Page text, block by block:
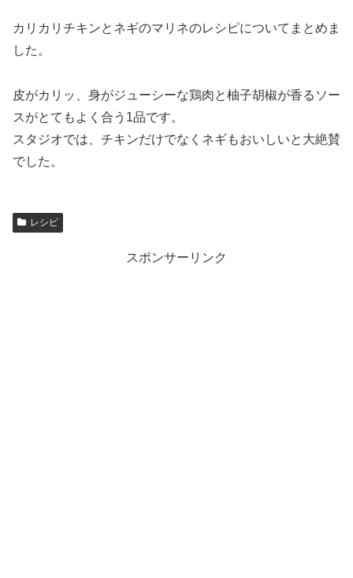
カリカリチキンとネギのマリネのレシピについてまとめま
した。
皮がカリッ、身がジューシーな鶏肉と柚子胡椒が香るソー
スがとてもよく合う1品です。
スタジオでは、チキンだけでなくネギもおいしいと大絶賛
でした。
レシピ
スポンサーリンク